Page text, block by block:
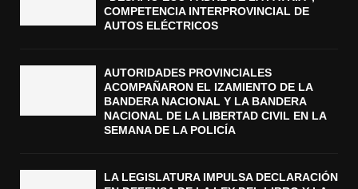
COMPETENCIA INTERPROVINCIAL DE
AUTOS ELÉCTRICOS
AUTORIDADES PROVINCIALES
ACOMPAÑARON EL IZAMIENTO DE LA
BANDERA NACIONAL Y LA BANDERA
NACIONAL DE LA LIBERTAD CIVIL EN LA
SEMANA DE LA POLICÍA
LA LEGISLATURA IMPULSA DECLARACIÓN